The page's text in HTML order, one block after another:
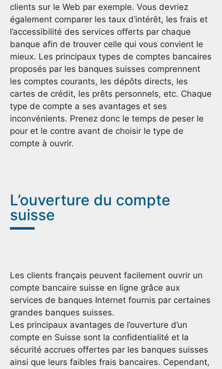
clients sur le Web par exemple. Vous devriez
également comparer les taux d’intérêt, les frais et
l’accessibilité des services offerts par chaque
banque afin de trouver celle qui vous convient le
mieux. Les principaux types de comptes bancaires
proposés par les banques suisses comprennent
les comptes courants, les dépôts directs, les
cartes de crédit, les prêts personnels, etc. Chaque
type de compte a ses avantages et ses
inconvénients. Prenez donc le temps de peser le
pour et le contre avant de choisir le type de
compte à ouvrir.
L’ouverture du compte
suisse
Les clients français peuvent facilement ouvrir un
compte bancaire suisse en ligne grâce aux
services de banques Internet fournis par certaines
grandes banques suisses.
Les principaux avantages de l’ouverture d’un
compte en Suisse sont la confidentialité et la
sécurité accrues offertes par les banques suisses
ainsi que leurs faibles frais bancaires. Cependant,